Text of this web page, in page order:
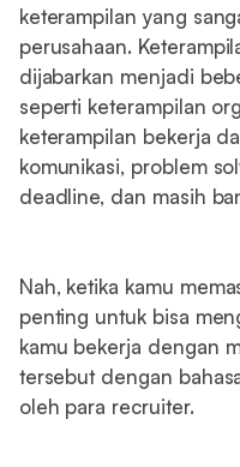
keterampilan yang
perusahaan.
dijabarkan menjadi
seperti keterampilan
keterampilan bekerja
komunikasi, problem
deadline, dan masih
Nah, ketika kamu
penting untuk bisa
kamu bekerja dengan
tersebut dengan
oleh para recruiter.